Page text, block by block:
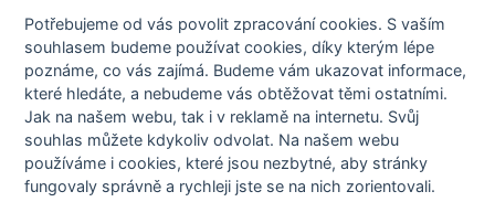
Členové STOBklubu
Zásady nakládání s osobními údaji
Otestujte se
Spočítejte si
Výzva 52
Potřebujeme od vás povolit zpracování cookies. S vaším
souhlasem budeme používat cookies, díky kterým lépe
poznáme,co vás zajímá. Budeme vám ukazovat informace,
které hledáte, a nebudeme vás obtěžovat těmi ostatními.
Jak na našem webu, tak i v reklamě na internetu. Svůj
souhlas můžete kdykoliv odvolat. Na našem webu
používáme i cookies, které jsou nezbytné, aby stránky
fungovaly správně a rychleji jste se na nich zorientovali.